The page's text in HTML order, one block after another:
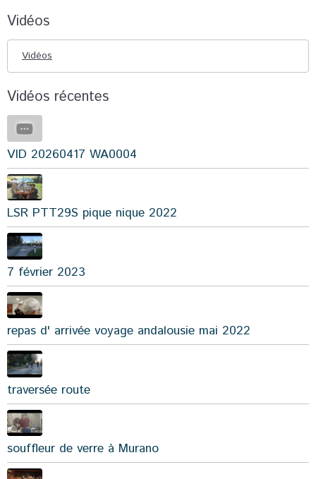
Vidéos
Vidéos
Vidéos récentes
VID 20260417 WA0004
LSR PTT29S pique nique 2022
7 février 2023
repas d' arrivée voyage andalousie mai 2022
traversée route
souffleur de verre à Murano